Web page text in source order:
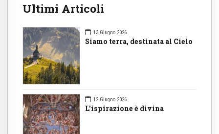
Ultimi Articoli
13 Giugno 2026
Siamo terra, destinata al Cielo
12 Giugno 2026
L'ispirazione è divina